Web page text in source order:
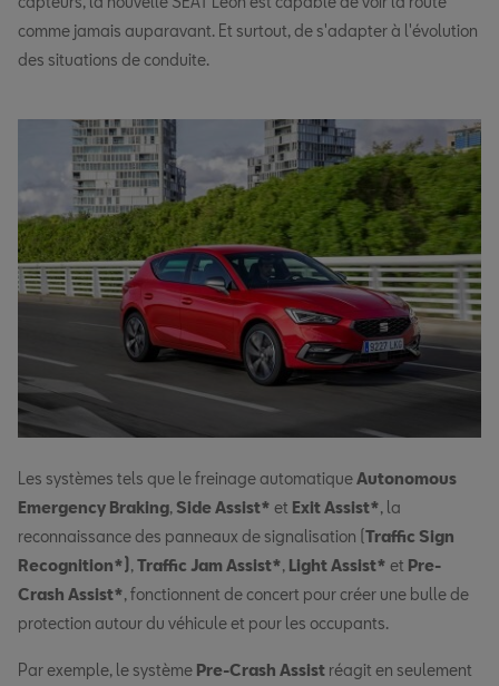
comme jamais auparavant. Et surtout, de s'adapter à l'évolution
des situations de conduite.
Les systèmes tels que le freinage automatiqueAutonomous
Emergency Braking, Side Assist* et Exit Assist*, la
reconnaissance des panneaux de signalisation ( Traffic Sign
Recognition*) ,Traffic Jam Assist*, Light Assist* et Pre-
Crash Assist*, fonctionnent de concert pour créer une bulle de
protection autour du véhicule et pour les occupants.
Par exemple, le système Pre-Crash Assist réagit en seulement